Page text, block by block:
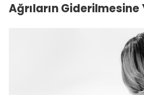
Ağrıların Giderilmesine